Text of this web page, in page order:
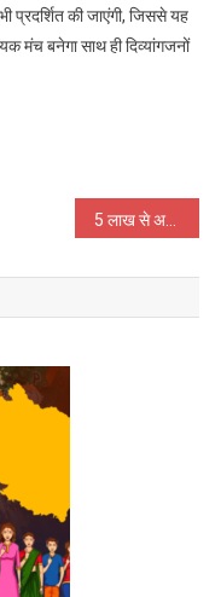
प्रदर्शित की जाएंगी, जिससे यह
मंच बनेगा साथ ही दिव्यांगजनों
5 लाख से अधिक लोगों तक पहुंचा ‘जन-जन की सरकार, जन-जन के द्वार’ अभियान